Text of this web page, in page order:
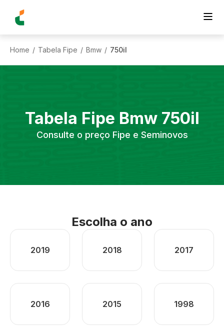
Home / Tabela Fipe / Bmw / 750il
Tabela Fipe Bmw 750il
Consulte o preço Fipe e Seminovos
Escolha o ano
2019 2018 2017
2016 2015 1998